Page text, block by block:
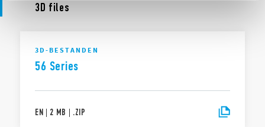
3D files
3D-BESTANDEN
56 Series
EN | 2 MB | .ZIP